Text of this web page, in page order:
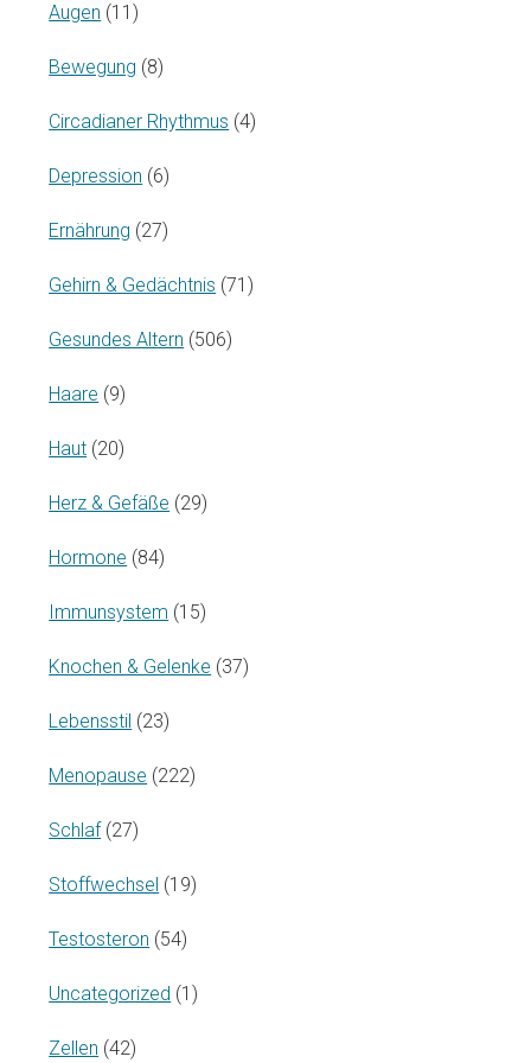
Augen (11)
Bewegung (8)
Circadianer Rhythmus (4)
Depression (6)
Ernährung (27)
Gehirn & Gedächtnis (71)
Gesundes Altern (506)
Haare (9)
Haut (20)
Herz & Gefäße (29)
Hormone (84)
Immunsystem (15)
Knochen & Gelenke (37)
Lebensstil (23)
Menopause (222)
Schlaf (27)
Stoffwechsel (19)
Testosteron (54)
Uncategorized (1)
Zellen (42)